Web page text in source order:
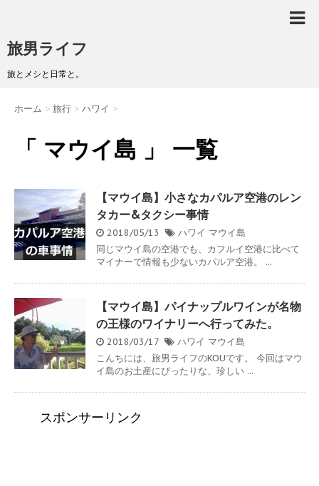
旅男ライフ
旅とメシと日常と。
ホーム > 旅行 > ハワイ >
「 マウイ島 」 一覧
【マウイ島】小さなカパルア空港のレン
タカー&タクシー事情
2018/05/13 ハワイ マウイ島
同じマウイ島の空港でも、カフルイ空港に比べて
マイナーで情報も少ないカパルア空港。 ...
【マウイ島】パイナップルワインが名物
の王様のワイナリーへ行ってみた。
2018/03/17 ハワイ マウイ島
こんちには、旅男ライフのKOUです。 今回はマウ
イ島のお土産にぴったりな、珍しい ...
スポンサーリンク